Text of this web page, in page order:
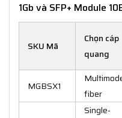
1Gb và SFP+ Module
SKU Mã
Chọn cáp
quang
MGBSX1
fiber
Single-